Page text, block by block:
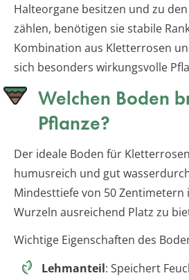
Halteorgane besitzen und zu
zählen, benötigen sie stabile
Kombination aus Kletterrosen
sich besonders wirkungsvolle
Welchen Boden
Pflanze?
Der ideale Boden für
humusreich und gut
Mindesttiefe von 50 Zentimetern
Wurzeln ausreichend Platz zu
Wichtige Eigenschaften des
Lehmanteil: Speichert